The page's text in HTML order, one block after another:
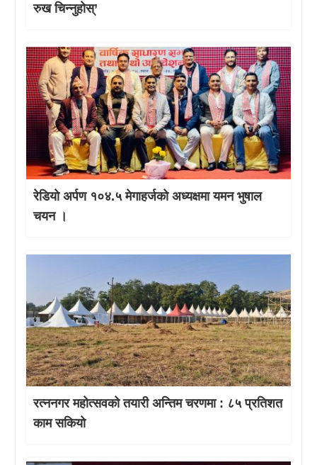
रुख चिन्नुहोस्’
रेडियो अर्पण १०४.५ मेगाहर्जको अध्यक्षमा यमन भुषाल
चयन ।
रत्ननगर महोत्सवको तयारी अन्तिम चरणमा : ८५ प्रतिशत
काम सकियो